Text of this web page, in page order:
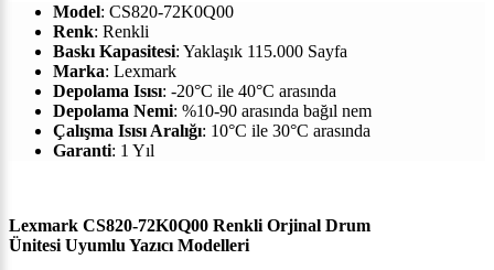
Model: CS820-72K0Q00
Renk: Renkli
Baskı Kapasitesi: Yaklaşık 115.000 Sayfa
Marka: Lexmark
Depolama Isısı: -20°C ile 40°C arasında
Depolama Nemi: %10-90 arasında bağıl nem
Çalışma Isısı Aralığı: 10°C ile 30°C arasında
Garanti: 1 Yıl
Lexmark CS820-72K0Q00 Renkli Orjinal Drum
Ünitesi Uyumlu Yazıcı Modelleri